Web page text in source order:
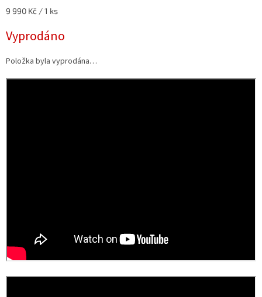
Měrná
9 990 Kč / 1 ks
Vyprodáno
Položka byla vyprodána…